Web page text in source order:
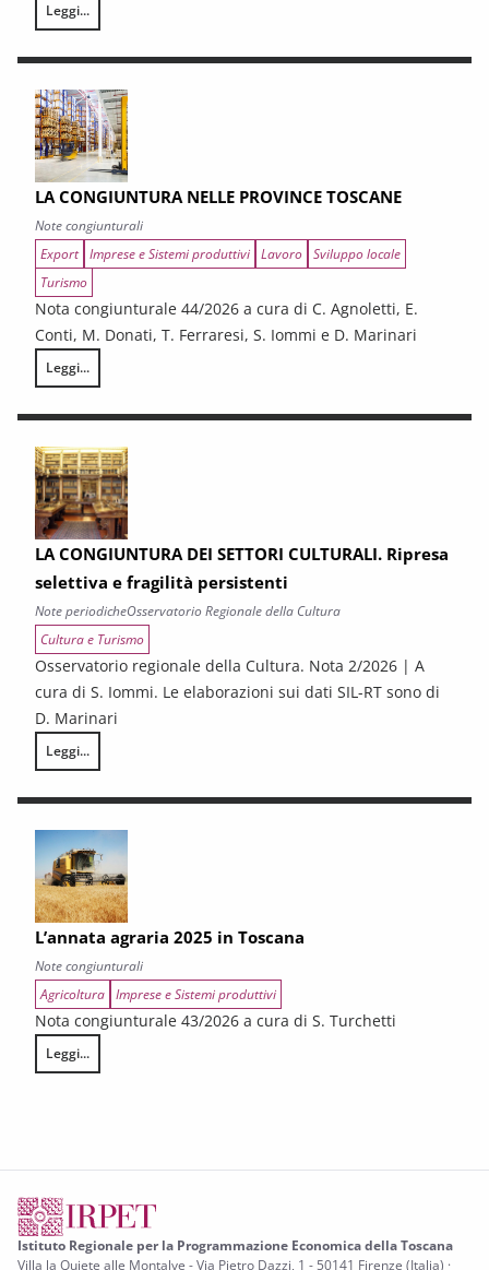
Leggi...
I CONTRATTI PUBBLICI AL TERMINE DEL PNRR – Andamento
LA CONGIUNTURA NELLE PROVINCE TOSCANE
Note congiunturali
Export Imprese e Sistemi produttivi Lavoro Sviluppo locale
Turismo
Nota congiunturale 44/2026 a cura di C. Agnoletti, E.
Conti, M. Donati, T. Ferraresi, S. Iommi e D. Marinari
Leggi...
LA CONGIUNTURA NELLE PROVINCE TOSCANE
LA CONGIUNTURA DEI SETTORI CULTURALI. Ripresa
selettiva e fragilità persistenti
Note periodicheOsservatorio Regionale della Cultura
Cultura e Turismo
Osservatorio regionale della Cultura. Nota 2/2026 | A
cura di S. Iommi. Le elaborazioni sui dati SIL-RT sono di
D. Marinari
Leggi...
LA CONGIUNTURA DEI SETTORI CULTURALI. Ripresa selettiva e
L’annata agraria 2025 in Toscana
Note congiunturali
Agricoltura Imprese e Sistemi produttivi
Nota congiunturale 43/2026 a cura di S. Turchetti
Leggi...
L’annata agraria 2025 in Toscana
Istituto Regionale per la Programmazione Economica della Toscana
Villa la Quiete alle Montalve - Via Pietro Dazzi, 1 - 50141 Firenze (Italia) ·